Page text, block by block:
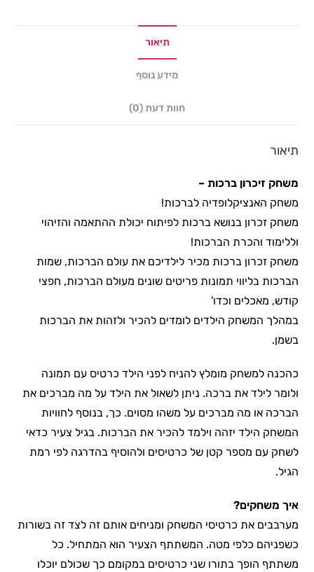
תיאור
מידע נוסף
חוות דעת (0)
תיאור
משחק זיכרון ברכות –
משחק האנציקלופדיה לברכות!
משחק זכרון בנושא ברכות לפיתוח יכולת ההתאמה והזיהוי
וללימוד והכרת הברכות!
משחק זכרון ברכות מכיר לילדיכם את עולם הברכות, שמות
הברכות בליווי תמונות פריטים שונים מעולם הברכות, חפצי
קודש, מאכלים וכדו'
במהלך המשחק הילדים לומדים להכיר ולזהות את הברכות
בשמן.
כהכנה למשחק מומלץ להניח לפני הילד כרטיס עם תמונה
ולומר לילד את ברכה. ניתן לשאול את הילד על מה מברכים את
הברכה או מה מברכים על משהו מסוים. כך, בנוסף לחוויות
המשחק הילד יזהה וילמד להכיר את הברכות. בגיל צעיר כדאי
לשחק עם מספר קטן של כרטיסים ולהוסיף בהדרגה לפי רמת
הגיל.
איך משחקים?
מערבבים את כרטיסי המשחק ומניחים אותם זה לצד זה בשורות
כשפניהם כלפי מטה. המשתתף הצעיר הוא המתחיל. כל
משתתף הופך בתורו שני כרטיסים במקומם כך שכולם יוכלו